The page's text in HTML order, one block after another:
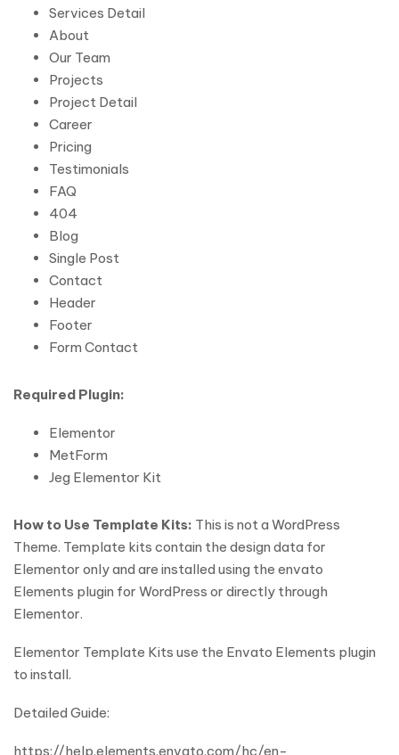
Services Detail
About
Our Team
Projects
Project Detail
Career
Pricing
Testimonials
FAQ
404
Blog
Single Post
Contact
Header
Footer
Form Contact
Required Plugin:
Elementor
MetForm
Jeg Elementor Kit
How to Use Template Kits: This is not a WordPress
Theme. Template kits contain the design data for
Elementor only and are installed using the envato
Elements plugin for WordPress or directly through
Elementor.
Elementor Template Kits use the Envato Elements plugin
to install.
Detailed Guide:
https://help.elements.envato.com/hc/en-